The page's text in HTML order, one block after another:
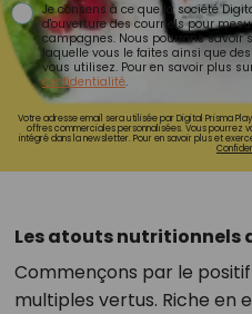
Je consens à ce que la société
d'ouverture des courriels pour
campagnes. Nous pourrons savoir
laquelle vous le faites ainsi que
vous utilisez. Pour en savoir plus
confidentialité.
Votre adresse email sera utilisée par Digital Prisma
offres commerciales personnalisées. Vous pourrez
intégré dans la newsletter. Pour en savoir plus et
Les atouts nutritionnels
Commençons par le
multiples vertus. Riche en